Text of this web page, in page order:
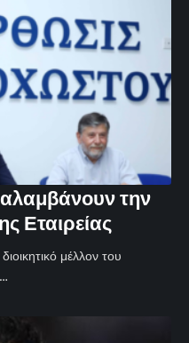
την
Εταιρείας
μέλλον του